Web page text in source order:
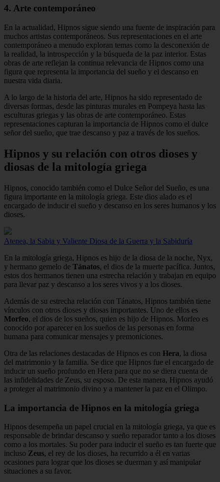
4. Arte contemporáneo
En la actualidad, Hipnos sigue siendo una fuente de inspiración para
muchos artistas contemporáneos. Sus representaciones en el arte
contemporáneo a menudo exploran temas como la desconexión de
la realidad, la introspección y la búsqueda de la paz interior. Estas
obras de arte reflejan la continua relevancia de Hipnos como una
figura que representa la importancia del sueño y el descanso en
nuestra vida diaria.
A lo largo de la historia del arte, Hipnos ha sido representado de
diversas formas, desde las pinturas murales en Pompeya hasta las
esculturas griegas y las obras de arte contemporáneo. Estas
representaciones capturan la importancia de Hipnos como el dulce
señor del sueño, que trae descanso y paz a través de los sueños.
Hipnos y su relación con otros dioses y
diosas de la mitología griega
Hipnos, conocido también como el Dulce Señor del Sueño, es una
figura importante en la mitología griega. Este dios alado es el
encargado de inducir el sueño y descanso en los seres humanos y los
dioses.
Atenea, la Sabia y Valiente Diosa de la Guerra y la Sabiduría
En la mitología griega, Hipnos es hijo de la diosa de la noche, Nyx,
y hermano gemelo de Tánatos, el dios de la muerte pacífica. Juntos,
estos dos hermanos tienen una estrecha relación y trabajan en equipo
para llevar paz y descanso a los seres vivos y a los dioses.
Además de su estrecha relación con Tánatos, Hipnos también tiene
vínculos con otros dioses y diosas importantes. Uno de ellos es
Morfeo, el dios de los sueños, quien es hijo de Hipnos. Morfeo es
conocido por aparecer en los sueños de las personas en forma
humana para comunicar mensajes y premoniciones.
Otra de las relaciones destacadas de Hipnos es con Hera, la diosa
del matrimonio y la familia. Se dice que Hipnos fue el encargado de
inducir un sueño profundo en Hera para que no se diera cuenta de
las infidelidades de Zeus, su esposo. De esta manera, Hipnos ayudó
a proteger al matrimonio divino y a mantener la paz en el Olimpo.
La importancia de Hipnos en la mitología griega
Hipnos desempeña un papel crucial en la mitología griega, ya que es
responsable de brindar descanso y sueño reparador tanto a los dioses
como a los mortales. Su poder para inducir el sueño es tan fuerte que
incluso Zeus, el rey de los dioses, ha recurrido a él en varias
ocasiones para lograr que los dioses se duerman y así manipular
situaciones a su favor.